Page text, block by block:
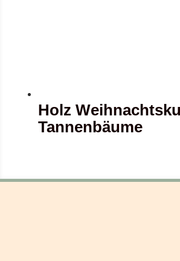
Holz
Tannenbäume